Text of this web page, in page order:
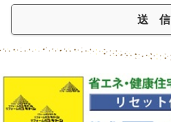
送 信